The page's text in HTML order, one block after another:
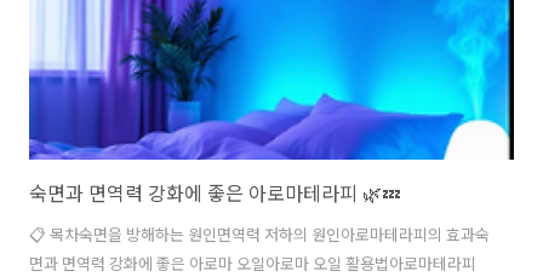
이 반려동물과 교감에..
숙면과 면역력 강화에 좋은 아로마테라피 🌿💤
📋 목차숙면을 방해하는 원인면역력 저하의 원인아로마테라피의 효과숙
면과 면역력 강화에 좋은 아로마 오일아로마 오일 활용법아로마테라피